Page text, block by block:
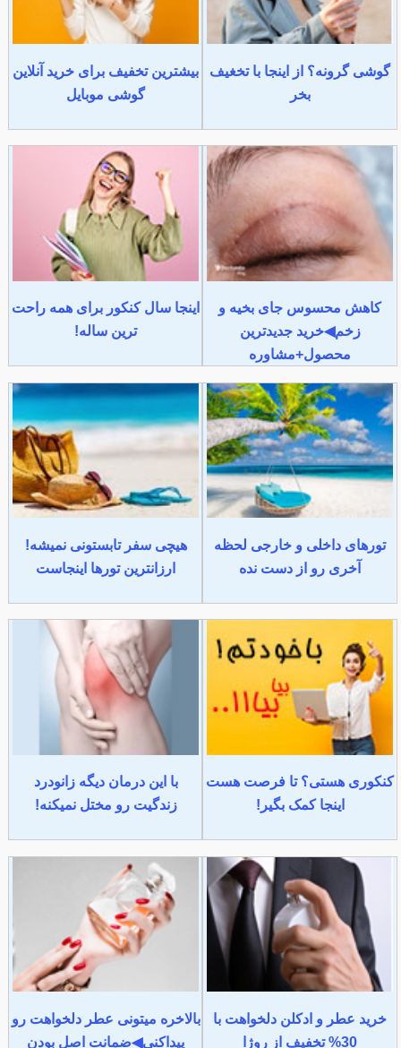
گوشی گرونه؟ از اینجا با تخغیف
بخر
بیشترین تخفیف برای خرید آنلاین
گوشی موبایل
کاهش محسوس جای بخیه و
زخم◀خرید جدیدترین
محصول+مشاوره
اینجا سال کنکور برای همه راحت
ترین ساله!
تورهای داخلی و خارجی لحظه
آخری رو از دست نده
هیچی سفر تابستونی نمیشه!
ارزانترین تورها اینجاست
کنکوری هستی؟ تا فرصت هست
اینجا کمک بگیر!
با این درمان دیگه زانودرد
زندگیت رو مختل نمیکنه!
خرید عطر و ادکلن دلخواهت با
30% تخفیف از روژا
بالاخره میتونی عطر دلخواهت رو
پیداکنی◀ضمانت اصل بودن